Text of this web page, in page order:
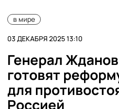
в мире
03 ДЕКАБРЯ 2025 13:10
Генерал
готовят
для
Россией